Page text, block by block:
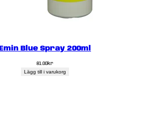
Emin Blue Spray 200ml
81.00kr
Lägg till i varukorg